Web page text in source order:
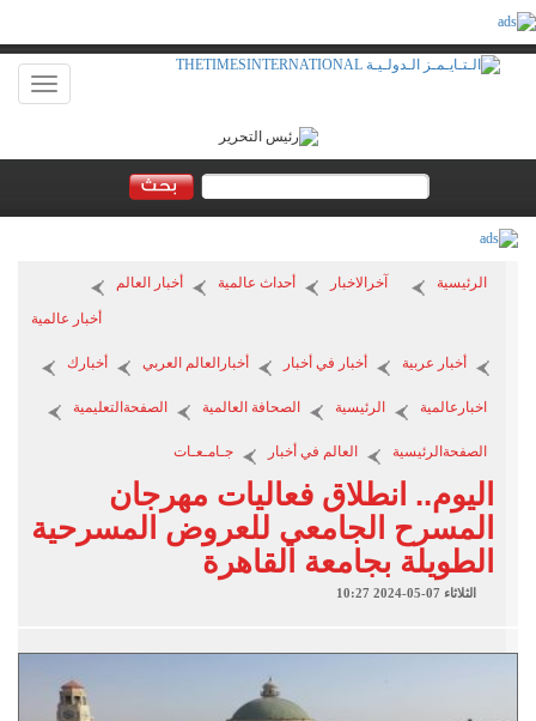
Toggle
الرئيسية آخرالاخبار أحداث عالمية أخبار العالم
أخبار عالمية
أخبار عربية أخبار في أخبار أخبارالعالم العربي أخبارك
اخبارعالمية الرئيسية الصحافة العالمية الصفحةالتعليمية
الصفحةالرئيسية العالم في أخبار جـامـعـات
اليوم.. انطلاق فعاليات مهرجان
المسرح الجامعي للعروض المسرحية
الطويلة بجامعة القاهرة
الثلاثاء 07-05-2024 10:27